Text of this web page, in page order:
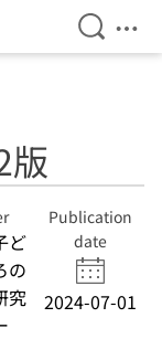
Open
版
ど
の
究
Publication
date
2024-07-01